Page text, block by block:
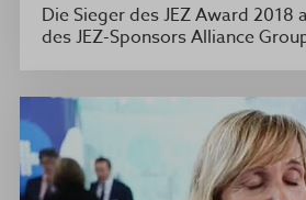
Die Sieger des JEZ Award 2018
des JEZ-Sponsors Alliance